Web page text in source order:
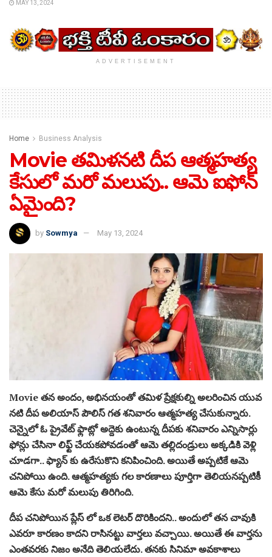
MAY 13, 2024
ADVERTISEMENT
Home Business Analysis
Movie తమిళనటి దీప ఆత్మహత్య
కేసులో మరో మలుపు.. ఆమె ఐఫోన్
ఏమైంది?
by Sowmya May 13, 2024
Movie తన అందం, అభినయంతో తమిళ ప్రేక్షకుల్ని అలరించిన యువ
నటి దీప అలియాస్ పౌలిస్ గత శనివారం ఆత్మహత్య చేసుకున్నారు.
చెన్నైలో ఓ ప్రైవేట్ ఫ్లాట్లో అద్దెకు ఉంటున్న దీపకు శనివారం ఎన్నిసార్లు
ఫోన్లు చేసినా లిఫ్ట్ చేయకపోవడంతో ఆమె తల్లిదండ్రులు అక్కడికి వెళ్లి
చూడగా.. ఫ్యాన్ కు ఉరేసుకొని కనిపించింది. అయితే అప్పటికే ఆమె
చనిపోయి ఉంది. ఆత్మహత్యకు గల కారణాలు పూర్తిగా తెలియనప్పటికీ
ఆమె కేసు మరో మలుపు తిరిగింది.
దీప చనిపోయిన ప్లేస్ లో ఒక లెటర్ దొరికిందని.. అందులో తన చావుకి
ఎవరూ కారణం కాదని రాసినట్టు వార్తలు వచ్చాయి. అయితే ఈ వార్తను
ఎంతవరకు నిజం అనేది తెలియలేదు. తనకు సినిమా అవకాశాలు